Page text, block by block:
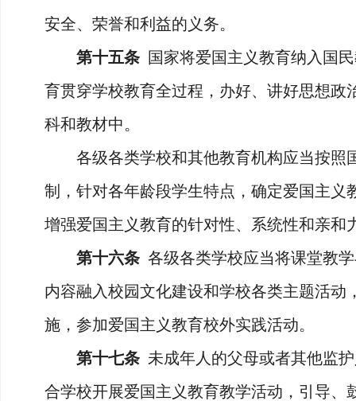
安全、荣誉和利益的义务。
第十五条 国家将爱国主义教育纳入国
育贯穿学校教育全过程，办好、讲好思想
科和教材中。
各级各类学校和其他教育机构应当按照
制，针对各年龄段学生特点，确定爱国主
增强爱国主义教育的针对性、系统性和亲和
第十六条 各级各类学校应当将课堂教
内容融入校园文化建设和学校各类主题活
施，参加爱国主义教育校外实践活动。
第十七条 未成年人的父母或者其他监
合学校开展爱国主义教育教学活动，引导